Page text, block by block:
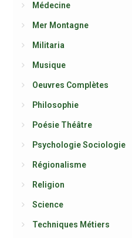
Médecine
Mer Montagne
Militaria
Musique
Oeuvres Complètes
Philosophie
Poésie Théâtre
Psychologie Sociologie
Régionalisme
Religion
Science
Techniques Métiers